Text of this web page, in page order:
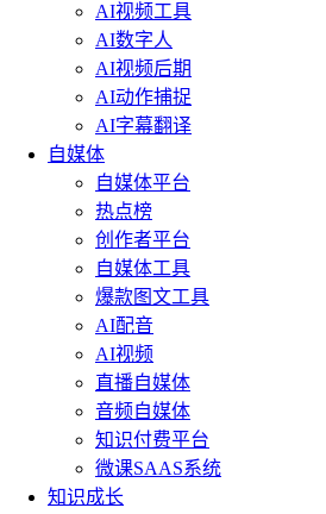
AI视频工具
AI数字人
AI视频后期
AI动作捕捉
AI字幕翻译
自媒体
自媒体平台
热点榜
创作者平台
自媒体工具
爆款图文工具
AI配音
AI视频
直播自媒体
音频自媒体
知识付费平台
微课SAAS系统
知识成长